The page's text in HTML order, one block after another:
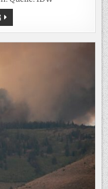
IONENKANAL
ALS
SCHLÜSSELFAKTOR
DES